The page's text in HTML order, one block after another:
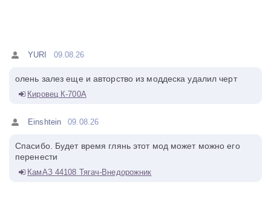
YURI 09.08.26
олень залез еще и авторство из моддеска удалил черт
Кировец К-700А
Einshtein 09.08.26
Спасибо. Будет время глянь этот мод может можно его
перенести
КамАЗ 44108 Тягач-Внедорожник